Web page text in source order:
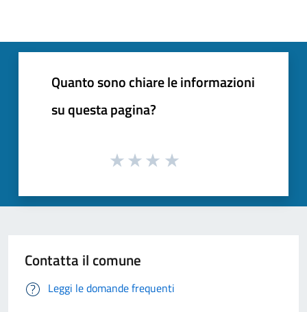
Quanto sono chiare le informazioni
su questa pagina?
Contatta il comune
Leggi le domande frequenti